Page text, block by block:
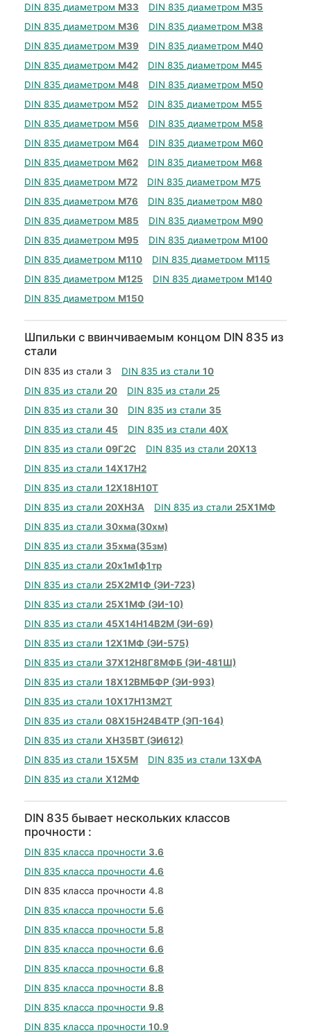
DIN 835 диаметром М33 DIN 835 диаметром М35
DIN 835 диаметром М36 DIN 835 диаметром М38
DIN 835 диаметром М39 DIN 835 диаметром М40
DIN 835 диаметром М42 DIN 835 диаметром М45
DIN 835 диаметром М48 DIN 835 диаметром М50
DIN 835 диаметром М52 DIN 835 диаметром М55
DIN 835 диаметром М56 DIN 835 диаметром М58
DIN 835 диаметром М64 DIN 835 диаметром М60
DIN 835 диаметром М62 DIN 835 диаметром М68
DIN 835 диаметром М72 DIN 835 диаметром М75
DIN 835 диаметром М76 DIN 835 диаметром М80
DIN 835 диаметром М85 DIN 835 диаметром М90
DIN 835 диаметром М95 DIN 835 диаметром М100
DIN 835 диаметром М110 DIN 835 диаметром М115
DIN 835 диаметром М125 DIN 835 диаметром М140
DIN 835 диаметром М150
Шпильки с ввинчиваемым концом DIN 835 из
стали
DIN 835 из стали 3 DIN 835 из стали 10
DIN 835 из стали 20 DIN 835 из стали 25
DIN 835 из стали 30 DIN 835 из стали 35
DIN 835 из стали 45 DIN 835 из стали 40Х
DIN 835 из стали 09Г2С DIN 835 из стали 20Х13
DIN 835 из стали 14Х17Н2
DIN 835 из стали 12Х18Н10Т
DIN 835 из стали 20ХН3А DIN 835 из стали 25Х1МФ
DIN 835 из стали 30хма(30хм)
DIN 835 из стали 35хма(35зм)
DIN 835 из стали 20х1м1ф1тр
DIN 835 из стали 25Х2М1Ф (ЭИ-723)
DIN 835 из стали 25Х1МФ (ЭИ-10)
DIN 835 из стали 45Х14Н14В2М (ЭИ-69)
DIN 835 из стали 12Х1МФ (ЭИ-575)
DIN 835 из стали 37Х12Н8Г8МФБ (ЭИ-481Ш)
DIN 835 из стали 18Х12ВМБФР (ЭИ-993)
DIN 835 из стали 10Х17Н13М2Т
DIN 835 из стали 08Х15Н24В4ТР (ЭП-164)
DIN 835 из стали ХН35ВТ (ЭИ612)
DIN 835 из стали 15Х5М DIN 835 из стали 13ХФА
DIN 835 из стали Х12МФ
DIN 835 бывает нескольких классов
прочности :
DIN 835 класса прочности 3.6
DIN 835 класса прочности 4.6
DIN 835 класса прочности 4.8
DIN 835 класса прочности 5.6
DIN 835 класса прочности 5.8
DIN 835 класса прочности 6.6
DIN 835 класса прочности 6.8
DIN 835 класса прочности 8.8
DIN 835 класса прочности 9.8
DIN 835 класса прочности 10.9